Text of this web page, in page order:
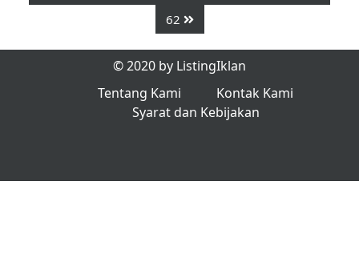
62
© 2020 by ListingIklan
Tentang Kami
Kontak Kami
Syarat dan Kebijakan